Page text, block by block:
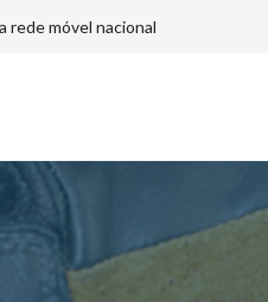
rede móvel nacional